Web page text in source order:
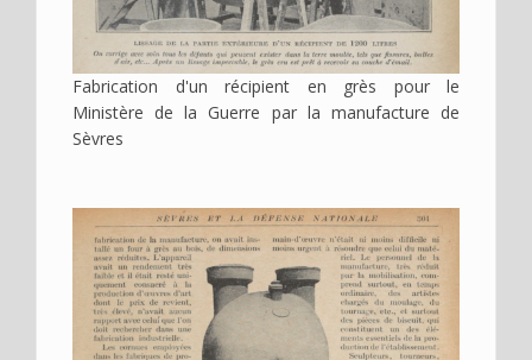
Fabrication d'un récipient en grès pour le
Ministère de la Guerre par la manufacture de
Sèvres
Image